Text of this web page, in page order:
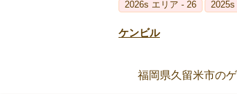
2026s エリア - 26
ケンビル
福岡県久留米市の